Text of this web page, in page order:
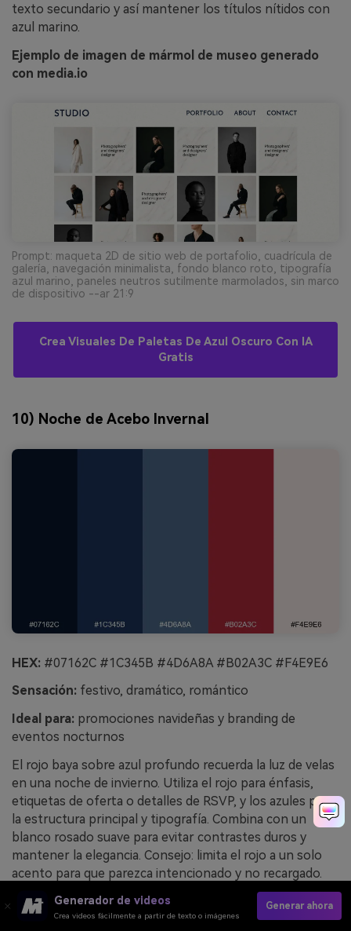
texto secundario y así mantener los títulos nítidos con
azul marino.
Ejemplo de imagen de mármol de museo generado
con media.io
Prompt: maqueta 2D de sitio web de portafolio, cuadrícula de
galería, navegación minimalista, fondo blanco roto, tipografía
azul marino, paneles neutros sutilmente marmolados, sin marco
de dispositivo --ar 21:9
Crea Visuales De Paletas De Azul Oscuro Con IA
Gratis
10) Noche de Acebo Invernal
HEX: #07162C #1C345B #4D6A8A #B02A3C #F4E9E6
Sensación: festivo, dramático, romántico
Ideal para: promociones navideñas y branding de
eventos nocturnos
El rojo baya sobre azul profundo recuerda la luz de velas
en una noche de invierno. Utiliza el rojo para énfasis,
etiquetas de oferta o detalles de RSVP, y los azules para
la estructura principal y tipografía. Combina con un
blanco rosado suave para evitar contrastes duros y
mantener la elegancia. Consejo: limita el rojo a un solo
acento para que parezca intencionado y no recargado.
Ejemplo de imagen de noche de acebo invernal
generado con media.io
Generador de videos
Crea videos fácilmente a partir de texto o imágenes
Generar ahora